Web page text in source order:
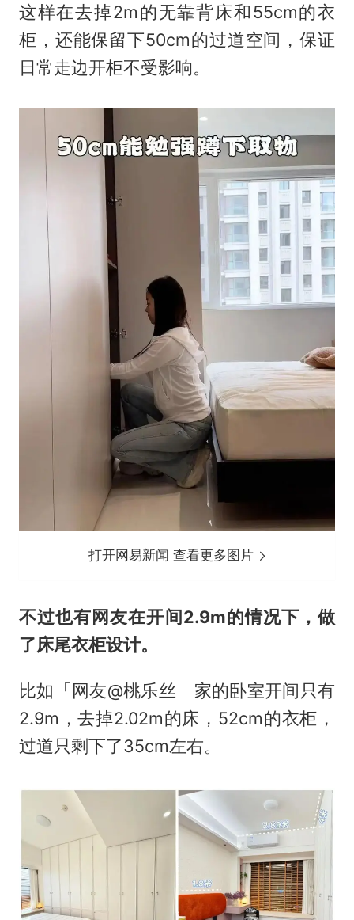
这样在去掉2m的无靠背床和55cm的衣
柜，还能保留下50cm的过道空间，保证
日常走边开柜不受影响。
打开网易新闻 查看更多图片
不过也有网友在开间2.9m的情况下，做
了床尾衣柜设计。
比如「网友@桃乐丝」家的卧室开间只有
2.9m，去掉2.02m的床，52cm的衣柜，
过道只剩下了35cm左右。